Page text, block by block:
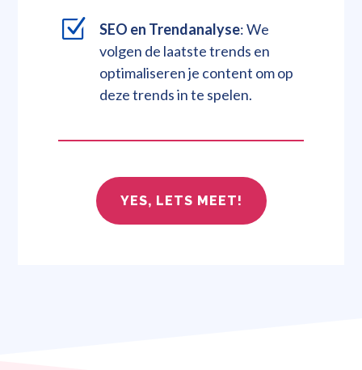
Z SEO en Trendanalyse: We
volgen de laatste trends en
optimaliseren je content om op
deze trends in te spelen.
YES, LETS MEET!